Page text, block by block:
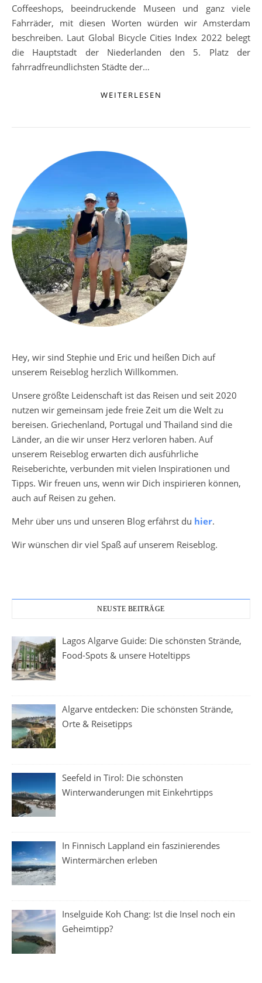
Coffeeshops, beeindruckende Museen und ganz viele
Fahrräder, mit diesen Worten würden wir Amsterdam
beschreiben. Laut Global Bicycle Cities Index 2022 belegt
die Hauptstadt der Niederlanden den 5. Platz der
fahrradfreundlichsten Städte der…
WEITERLESEN
Hey, wir sind Stephie und Eric und heißen Dich auf
unserem Reiseblog herzlich Willkommen.
Unsere größte Leidenschaft ist das Reisen und seit 2020
nutzen wir gemeinsam jede freie Zeit um die Welt zu
bereisen. Griechenland, Portugal und Thailand sind die
Länder, an die wir unser Herz verloren haben. Auf
unserem Reiseblog erwarten dich ausführliche
Reiseberichte, verbunden mit vielen Inspirationen und
Tipps. Wir freuen uns, wenn wir Dich inspirieren können,
auch auf Reisen zu gehen.
Mehr über uns und unseren Blog erfährst du hier.
Wir wünschen dir viel Spaß auf unserem Reiseblog.
NEUSTE BEITRÄGE
Lagos Algarve Guide: Die schönsten Strände,
Food-Spots & unsere Hoteltipps
Algarve entdecken: Die schönsten Strände,
Orte & Reisetipps
Seefeld in Tirol: Die schönsten
Winterwanderungen mit Einkehrtipps
In Finnisch Lappland ein faszinierendes
Wintermärchen erleben
Inselguide Koh Chang: Ist die Insel noch ein
Geheimtipp?